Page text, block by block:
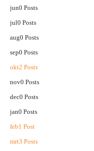
jun0 Posts
jul0 Posts
aug0 Posts
sep0 Posts
okt2 Posts
nov0 Posts
dec0 Posts
jan0 Posts
feb1 Post
mrt3 Posts